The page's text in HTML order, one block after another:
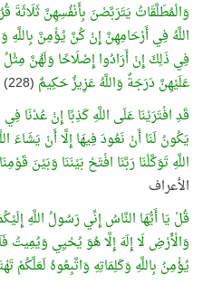
وَالْمُطَلَّقَاتُ يَتَرَبَّصْنَ بِأَنْفُسِهِنَّ
اللَّهُ فِي أَرْحَامِهِنَّ إِنْ كُنَّ يُؤْمِنَّ بِاللَّهِ
فِي ذَلِكَ إِنْ أَرَادُوا إِصْلَاحًا وَلَهُنَّ
عَلَيْهِنَّ دَرَجَةٌ وَاللَّهُ عَزِيزٌ حَكِيمٌ (228) البقرة
قَدِ افْتَرَيْنَا عَلَى اللَّهِ كَذِبًا إِنْ عُدْنَا
يَكُونُ لَنَا أَنْ نَعُودَ فِيهَا إِلَّا أَنْ يَشَاءَ
اللَّهِ تَوَكَّلْنَا رَبَّنَا افْتَحْ بَيْنَنَا وَبَيْنَ
الأعراف
قُلْ يَا أَيُّهَا النَّاسُ إِنِّي رَسُولُ اللَّهِ
وَالْأَرْضِ لَا إِلَهَ إِلَّا هُوَ يُحْيِي وَيُمِيتُ
يُؤْمِنُ بِاللَّهِ وَكَلِمَاتِهِ وَاتَّبِعُوهُ لَعَلَّكُمْ